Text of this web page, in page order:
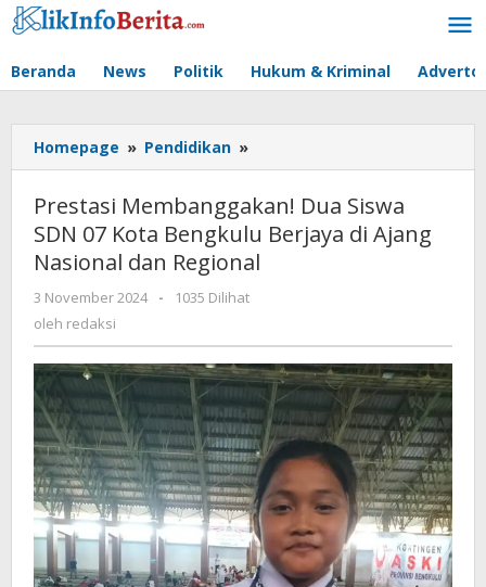
Lewati
ke
Beranda News Politik Hukum & Kriminal
Homepage » Pendidikan »
Membanggakan!
Siswa
SDN
07
di
Ajang
Nasional
dan
Regional
Prestasi Membanggakan! Dua Siswa
SDN 07 Kota Bengkulu Berjaya di Ajang
Nasional dan Regional
3 November 2024
oleh
-
1035 Dilihat
oleh redaksi